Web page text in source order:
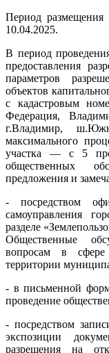
Период размещения
10.04.2025.
В период
предоставления
параметров
объектов
с кадастровым
Федерация,
г.Владимир,
максимального
участка — с 5
общественных
предложения и
- посредством
самоуправления
разделе
Общественные
вопросам в сфере
территории
- в письменной
проведение
- посредством
экспозиции
разрешения на